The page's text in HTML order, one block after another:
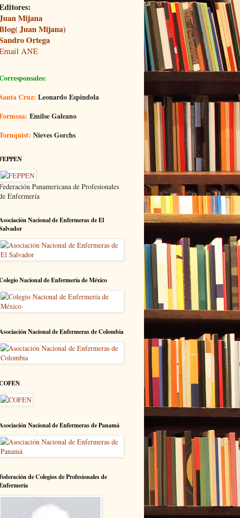
Mijana
Juan Mijana)
Ortega
ANE
Cruz: Leonardo Espindola
Emilse Galeano
Nieves Gorchs
Panamericana de Profesionales
Enfermería
Nacional de Enfermeras de El
Nacional de Enfermería de México
Nacional de Enfermeras de Colombia
Nacional de Enfermeras de Panamá
de Colegios de Profesionales de